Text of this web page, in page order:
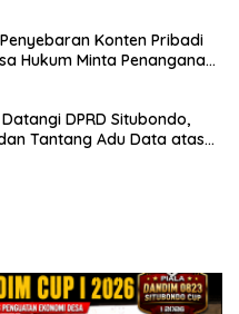
Konten Pribadi
Hukum Minta Penanganan
DPRD Situbondo,
Tantang Adu Data atas